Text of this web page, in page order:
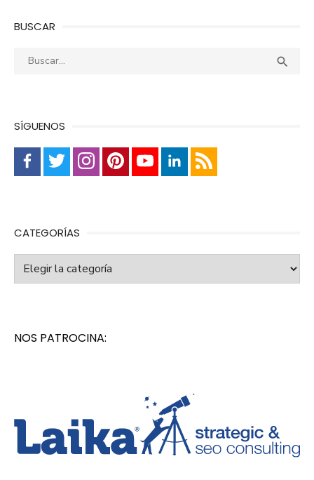
BUSCAR
Buscar: 
SÍGUENOS
CATEGORÍAS
Categorías
NOS PATROCINA: